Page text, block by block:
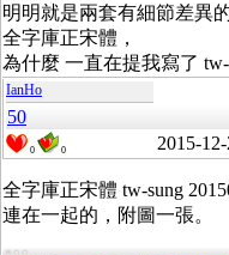
明明就是兩套有細節差異
全字庫正宋體，
為什麼 一直在提我寫了 tw-
IanHo
50
0 0 2015-
全字庫正宋體 tw-sung
連在一起的，附圖一張。